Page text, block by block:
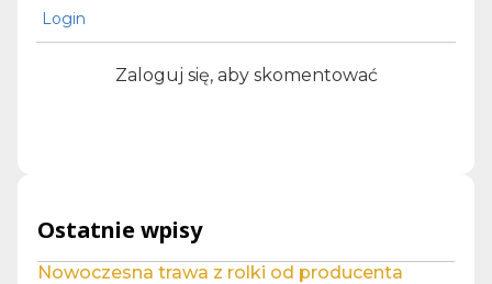
Login
Zaloguj się, aby skomentować
Ostatnie wpisy
Nowoczesna trawa z rolki od producenta